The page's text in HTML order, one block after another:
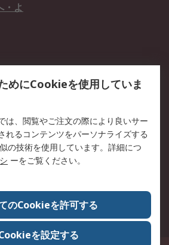
・よ
採用情報
知ら
コーポレートサイト
RSの歴史
英語）
認証について
めにCookieを使用していま
は、閲覧やご注文の際により良いサー
れるコンテンツをパーソナライズする
の技術を使用しています。詳細につ
ーをご覧ください。
のCookieを許可する
を設定する